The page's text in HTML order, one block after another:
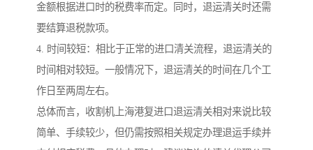
金额根据进口时的税费率而定。同时，退运清关时还需
要结算退税款项。
4. 时间较短：相比于正常的进口清关流程，退运清关的
时间相对较短。一般情况下，退运清关的时间在几个工
作日至两周左右。
总体而言，收割机上海港复进口退运清关相对来说比较
简单、手续较少，但仍需按照相关规定办理退运手续并